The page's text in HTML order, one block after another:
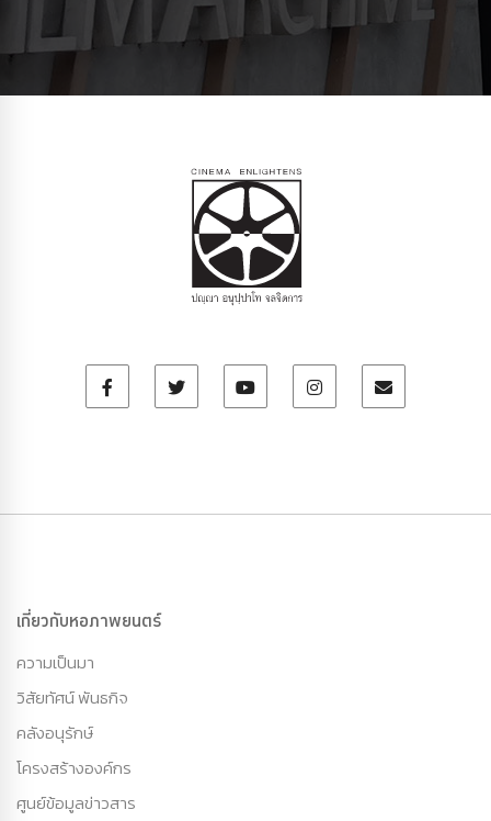
เกี่ยวกับหอภาพยนตร์
ความเป็นมา
วิสัยทัศน์ พันธกิจ
คลังอนุรักษ์
โครงสร้างองค์กร
ศูนย์ข้อมูลข่าวสาร